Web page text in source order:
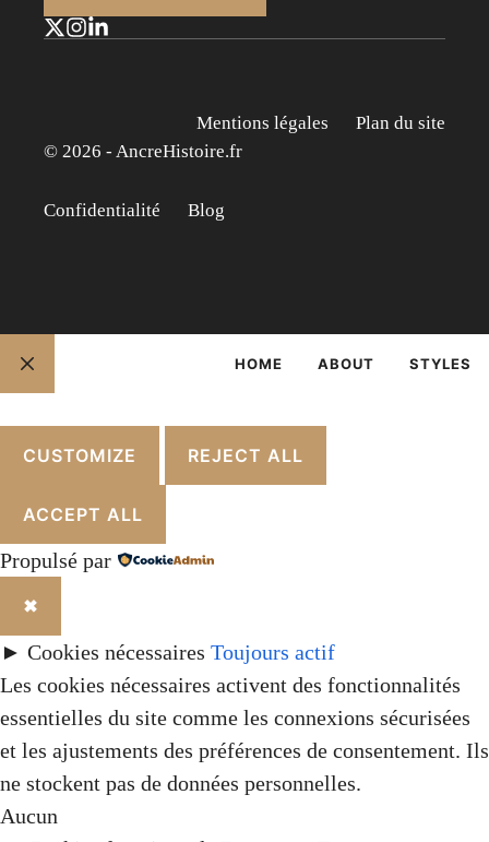
Mentions légales
Plan du site
© 2026 - AncreHistoire.fr
Confidentialité Blog
FERMER
HOME ABOUT STYLES
CUSTOMIZE REJECT ALL
ACCEPT ALL
Propulsé par
✖
► Cookies nécessaires Toujours actif
Les cookies nécessaires activent des fonctionnalités
essentielles du site comme les connexions sécurisées
et les ajustements des préférences de consentement. Ils
ne stockent pas de données personnelles.
Aucun